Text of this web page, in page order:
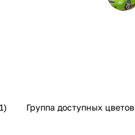
) Группа доступных цветов